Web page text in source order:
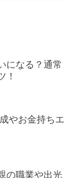
になる？通常
！
やお金持ちエ
の職業や出光